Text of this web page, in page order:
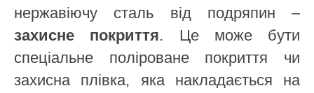
нержавіючу сталь від подряпин –
захисне покриття. Це може бути
спеціальне поліроване покриття чи
захисна плівка, яка накладається на